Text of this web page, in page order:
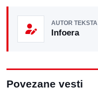
AUTOR TEKSTA
Infoera
Povezane vesti